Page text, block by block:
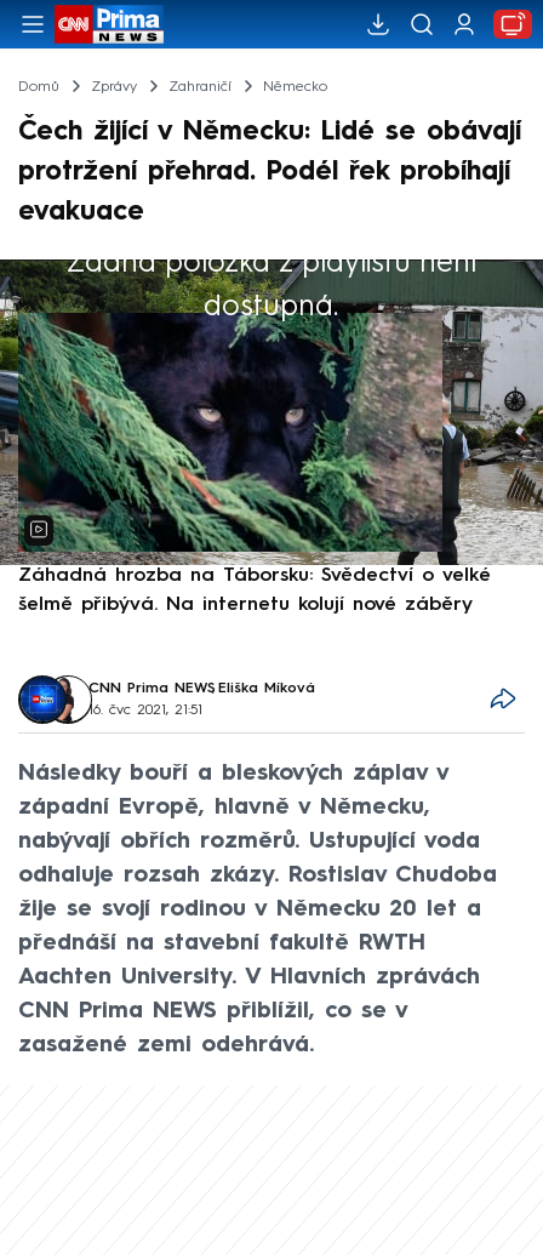
Domů Zprávy Zahraničí Německo
Čech žijící v Německu: Lidé se obávají
protržení přehrad. Podél řek probíhají
evakuace
Žádná položka z playlistu není
dostupná.
Výběr redakce
Záhadná hrozba na Táborsku: Svědectví o velké
šelmě přibývá. Na internetu kolují nové záběry
CNN Prima NEWS, Eliška Míková
16. čvc 2021, 21:51
Následky bouří a bleskových záplav v
západní Evropě, hlavně v Německu,
nabývají obřích rozměrů. Ustupující voda
odhaluje rozsah zkázy. Rostislav Chudoba
žije se svojí rodinou v Německu 20 let a
přednáší na stavební fakultě RWTH
Aachten University. V Hlavních zprávách
CNN Prima NEWS přiblížil, co se v
zasažené zemi odehrává.